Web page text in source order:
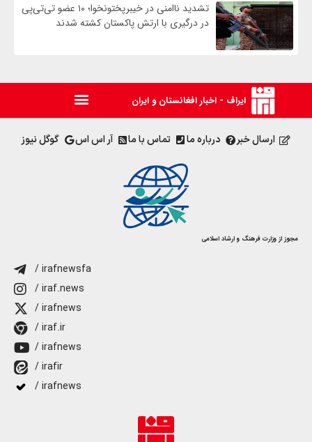
تشدید ناامنی در خیبرپختونخوا؛ ۱۰ عضو تی‌تی‌پی
در درگیری با ارتش پاکستان کشته شدند
ایراف - اخبار افغانستان و ایران
ارسال خبر درباره ما تماس با ما آر اس اس گوگل نیوز
مجوز از وزارت فرهنگ و ارشاد اسلامی
/ irafnewsfa
/ iraf.news
/ irafnews
/ iraf.ir
/ irafnews
/ irafir
/ irafnews